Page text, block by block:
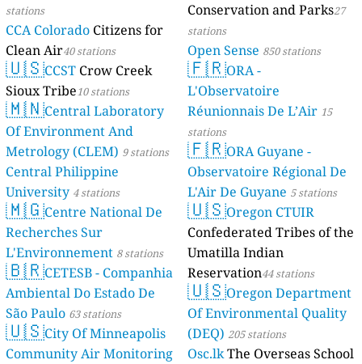
stations
CCA Colorado Citizens for
Clean Air40 stations
🇺🇸CCST Crow Creek
Sioux Tribe10 stations
🇲🇳Central Laboratory
Of Environment And
Metrology (CLEM) 9 stations
Central Philippine
University 4 stations
🇲🇬Centre National De
Recherches Sur
L'Environnement 8 stations
🇧🇷CETESB - Companhia
Ambiental Do Estado De
São Paulo 63 stations
🇺🇸City Of Minneapolis
Community Air Monitoring
Conservation and Parks27
stations
Open Sense 850 stations
🇫🇷ORA -
L'Observatoire
Réunionnais De L’Air 15
stations
🇫🇷ORA Guyane -
Observatoire Régional De
L'Air De Guyane 5 stations
🇺🇸Oregon CTUIR
Confederated Tribes of the
Umatilla Indian
Reservation44 stations
🇺🇸Oregon Department
Of Environmental Quality
(DEQ) 205 stations
Osc.lkThe Overseas School